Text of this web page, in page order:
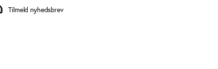
nyhedsbrev
Tilmeld nyhedsbrev